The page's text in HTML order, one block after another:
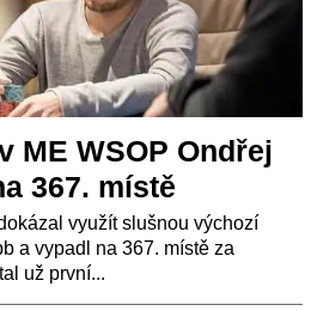
ME WSOP Ondřej
367. místě
využít slušnou výchozí
a vypadl na 367. místě za
už první...